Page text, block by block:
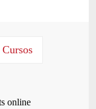
online